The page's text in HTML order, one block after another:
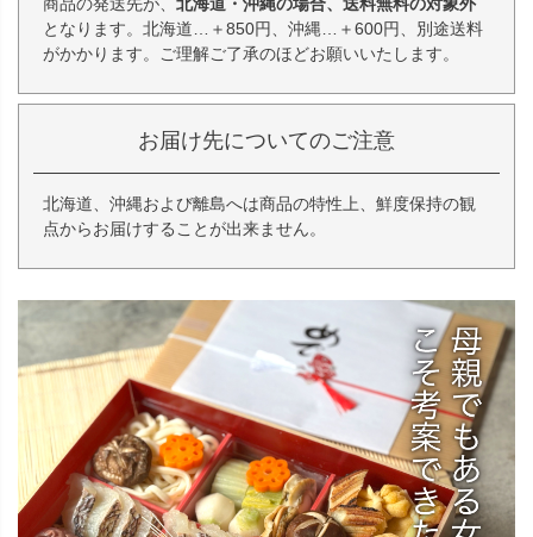
となります。北海道…＋850円、沖縄…＋600円、別途送料
がかかります。ご理解ご了承のほどお願いいたします。
お届け先についてのご注意
北海道、沖縄および離島へは商品の特性上、鮮度保持の観
点からお届けすることが出来ません。